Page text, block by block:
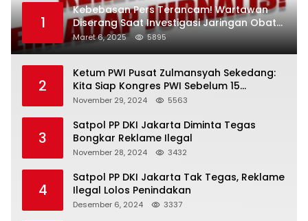
1
Kebebasan Pers Terancam! Wartawan
Diserang Saat Investigasi Jaringan Obat
Terlarang
Maret 6, 2025 5895
2
Ketum PWI Pusat Zulmansyah Sekedang:
Kita Siap Kongres PWI Sebelum 15
Desember 2024
November 29, 2024 5563
3
Satpol PP DKI Jakarta Diminta Tegas
Bongkar Reklame Ilegal
November 28, 2024 3432
4
Satpol PP DKI Jakarta Tak Tegas, Reklame
Ilegal Lolos Penindakan
Desember 6, 2024 3337